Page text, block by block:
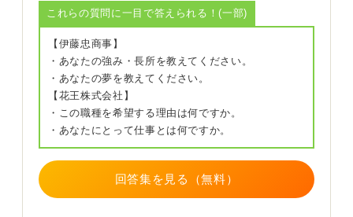
これらの質問に一目で答えられる！(一部)
【伊藤忠商事】
・あなたの強み・長所を教えてください。
・あなたの夢を教えてください。
【花王株式会社】
・この職種を希望する理由は何ですか。
・あなたにとって仕事とは何ですか。
回答集を見る（無料）